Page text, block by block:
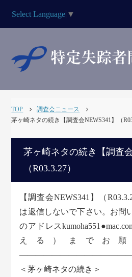
Select Language ▼
TOP
調査会ニュース
茅ヶ崎ネタの続き【調査会NEWS341】（
茅ヶ崎ネタの続き【調査会
（R03.3.27）
【調査会NEWS341】（
は返信しないで下さい。お問
のアドレス
える）までお願
＜茅ヶ崎ネタの続き＞